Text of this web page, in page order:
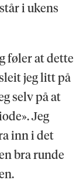
i ukens
føler at dette
jeg litt på
selv på at
Jeg
inn i det
bra runde